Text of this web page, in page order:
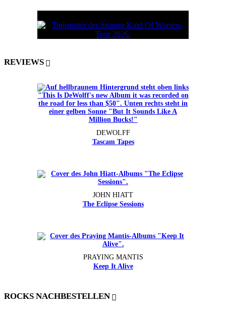
REVIEWS
DEWOLFF
Tascam Tapes
JOHN HIATT
The Eclipse Sessions
PRAYING MANTIS
Keep It Alive
ROCKS NACHBESTELLEN